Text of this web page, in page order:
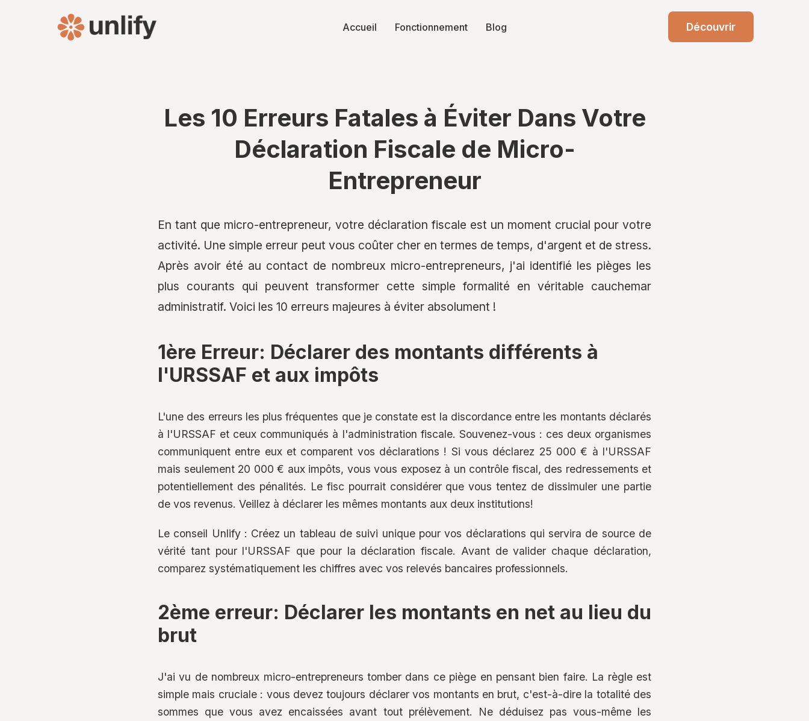
Accueil Fonctionnement Blog Découvrir
Les 10 Erreurs Fatales à Éviter Dans Votre
Déclaration Fiscale de Micro-
Entrepreneur
En tant que micro-entrepreneur, votre déclaration fiscale est un moment crucial pour votre
activité. Une simple erreur peut vous coûter cher en termes de temps, d'argent et de stress.
Après avoir été au contact de nombreux micro-entrepreneurs, j'ai identifié les pièges les
plus courants qui peuvent transformer cette simple formalité en véritable cauchemar
administratif. Voici les 10 erreurs majeures à éviter absolument !
1ère Erreur: Déclarer des montants différents à
l'URSSAF et aux impôts
L'une des erreurs les plus fréquentes que je constate est la discordance entre les montants déclarés
à l'URSSAF et ceux communiqués à l'administration fiscale. Souvenez-vous : ces deux organismes
communiquent entre eux et comparent vos déclarations ! Si vous déclarez 25 000 € à l'URSSAF
mais seulement 20 000 € aux impôts, vous vous exposez à un contrôle fiscal, des redressements et
potentiellement des pénalités. Le fisc pourrait considérer que vous tentez de dissimuler une partie
de vos revenus. Veillez à déclarer les mêmes montants aux deux institutions!
Le conseil Unlify : Créez un tableau de suivi unique pour vos déclarations qui servira de source de
vérité tant pour l'URSSAF que pour la déclaration fiscale. Avant de valider chaque déclaration,
comparez systématiquement les chiffres avec vos relevés bancaires professionnels.
2ème erreur: Déclarer les montants en net au lieu du
brut
J'ai vu de nombreux micro-entrepreneurs tomber dans ce piège en pensant bien faire. La règle est
simple mais cruciale : vous devez toujours déclarer vos montants en brut, c'est-à-dire la totalité des
sommes que vous avez encaissées avant tout prélèvement. Ne déduisez pas vous-même les